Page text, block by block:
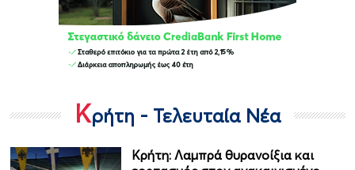
Κρήτη - Τελευταία Νέα
Κρήτη: Λαμπρά θυρανοίξια και